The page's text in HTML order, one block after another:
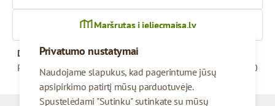
Privatumo nustatymai
Naudojame slapukus, kad pagerintume jūsų
apsipirkimo patirtį mūsų parduotuvėje.
Spustelėdami "Sutinku" sutinkate su mūsų
Maršrutas į ieliecmaisa.lv
Darbo valandos
Pirmadienis – penktadienis
09:00 - 17:00